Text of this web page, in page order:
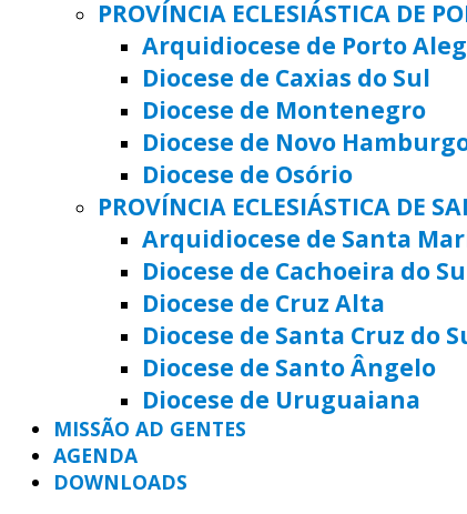
PROVÍNCIA ECLESIÁSTICA DE
Arquidiocese de Porto
Diocese de Caxias do Sul
Diocese de Montenegro
Diocese de Novo
Diocese de Osório
PROVÍNCIA ECLESIÁSTICA DE
Arquidiocese de Santa
Diocese de Cachoeira do
Diocese de Cruz Alta
Diocese de Santa Cruz do
Diocese de Santo Ângelo
Diocese de Uruguaiana
MISSÃO AD GENTES
AGENDA
DOWNLOADS